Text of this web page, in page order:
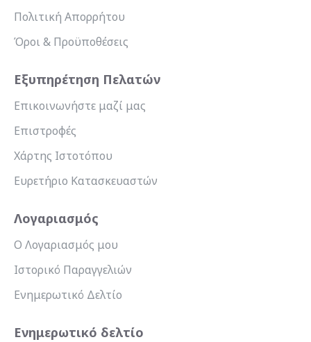
Πολιτική Απορρήτου
Όροι & Προϋποθέσεις
Εξυπηρέτηση Πελατών
Επικοινωνήστε μαζί μας
Επιστροφές
Χάρτης Ιστοτόπου
Ευρετήριο Κατασκευαστών
Λογαριασμός
Ο Λογαριασμός μου
Ιστορικό Παραγγελιών
Ενημερωτικό Δελτίο
Ενημερωτικό δελτίο